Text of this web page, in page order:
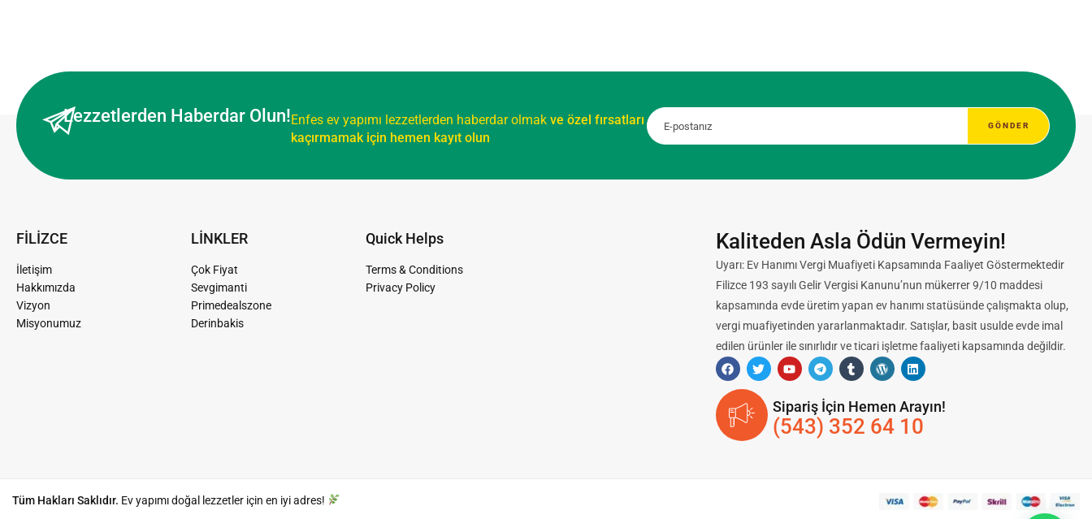
Lezzetlerden Haberdar Olun!Enfes ev yapımı lezzetlerden haberdar olmakve özel fırsatları
kaçırmamak için hemen kayıt olun
FİLİZCE
İletişim
Hakkımızda
Vizyon
Misyonumuz
LİNKLER
Çok Fiyat
Sevgimanti
Primedealszone
Derinbakis
Quick Helps
Terms & Conditions
Privacy Policy
Kaliteden Asla Ödün Vermeyin!
Uyarı: Ev Hanımı Vergi Muafiyeti Kapsamında Faaliyet Göstermektedir
Filizce 193 sayılı Gelir Vergisi Kanunu’nun mükerrer 9/10 maddesi
kapsamında evde üretim yapan ev hanımı statüsünde çalışmakta olup,
vergi muafiyetinden yararlanmaktadır. Satışlar, basit usulde evde imal
edilen ürünler ile sınırlıdır ve ticari işletme faaliyeti kapsamında değildir.
Sipariş İçin Hemen Arayın!
(543) 352 64 10
Tüm Hakları Saklıdır. Ev yapımı doğal lezzetler için en iyi adres!